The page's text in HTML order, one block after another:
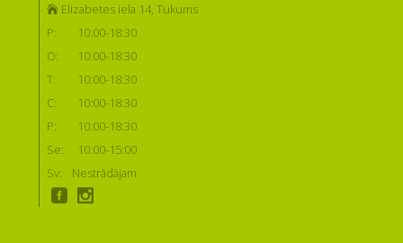
Elizabetes iela 14, Tukums
P:
10:00-18:30
O:
10:00-18:30
T:
10:00-18:30
C:
10:00-18:30
P:
10:00-18:30
Se:
10:00-15:00
Sv:
Nestrādājam